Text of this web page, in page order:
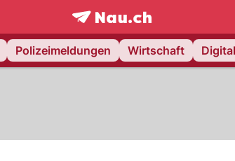
frontpage.NAU.ch
Polizeimeldungen Wirtschaft Digital